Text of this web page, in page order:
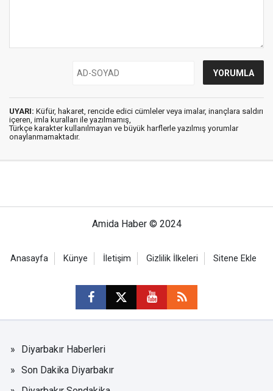
UYARI: Küfür, hakaret, rencide edici cümleler veya imalar, inançlara saldırı
içeren, imla kuralları ile yazılmamış,
Türkçe karakter kullanılmayan ve büyük harflerle yazılmış yorumlar
onaylanmamaktadır.
Amida Haber © 2024
Anasayfa Künye İletişim Gizlilik İlkeleri Sitene Ekle
Diyarbakır Haberleri
Son Dakika Diyarbakır